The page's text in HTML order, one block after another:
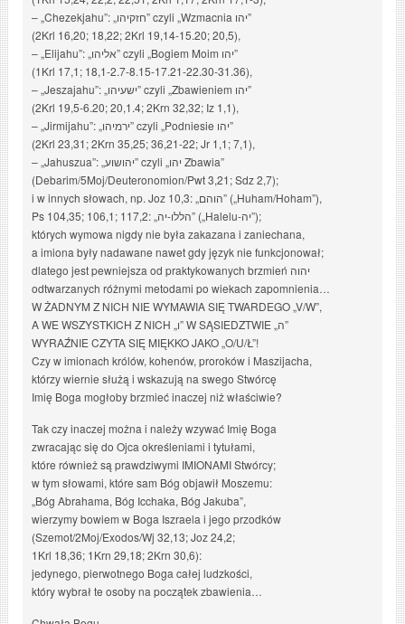
– „Chezekjahu”: „חזקיהו” czyli „Wzmacnia יהו”
(2Krl 16,20; 18,22; 2Krl 19,14-15.20; 20,5),
– „Elijahu”: „אליהו” czyli „Bogiem Moim יהו”
(1Krl 17,1; 18,1-2.7-8.15-17.21-22.30-31.36),
– „Jeszajahu”: „ישעיהו” czyli „Zbawieniem יהו”
(2Krl 19,5-6.20; 20,1.4; 2Krn 32,32; Iz 1,1),
– „Jirmijahu”: „ירמיהו” czyli „Podniesie יהו”
(2Krl 23,31; 2Krn 35,25; 36,21-22; Jr 1,1; 7,1),
– „Jahuszua”: „יהושוע” czyli „יהו Zbawia”
(Debarim/5Moj/Deuteronomion/Pwt 3,21; Sdz 2,7);
i w innych słowach, np. Joz 10,3: „הוהם” („Huham/Hoham”),
Ps 104,35; 106,1; 117,2: „הללו-יה” („Halelu-יה”);
których wymowa nigdy nie była zakazana i zaniechana,
a imiona były nadawane nawet gdy język nie funkcjonował;
dlatego jest pewniejsza od praktykowanych brzmień יהוה
odtwarzanych różnymi metodami po wiekach zapomnienia…
W ŻADNYM Z NICH NIE WYMAWIA SIĘ TWARDEGO „V/W”,
A WE WSZYSTKICH Z NICH „ו” W SĄSIEDZTWIE „ה”
WYRAŹNIE CZYTA SIĘ MIĘKKO JAKO „O/U/Ł”!
Czy w imionach królów, kohenów, proroków i Maszijacha,
którzy wiernie służą i wskazują na swego Stwórcę
Imię Boga mogłoby brzmieć inaczej niż właściwie?
Tak czy inaczej można i należy wzywać Imię Boga
zwracając się do Ojca określeniami i tytułami,
które również są prawdziwymi IMIONAMI Stwórcy;
w tym słowami, które sam Bóg objawił Moszemu:
„Bóg Abrahama, Bóg Icchaka, Bóg Jakuba”,
wierzymy bowiem w Boga Iszraela i jego przodków
(Szemot/2Moj/Exodos/Wj 32,13; Joz 24,2;
1Krl 18,36; 1Krn 29,18; 2Krn 30,6):
jedynego, pierwotnego Boga całej ludzkości,
który wybrał te osoby na początek zbawienia…